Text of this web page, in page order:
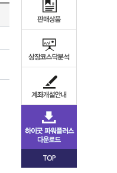
TOP